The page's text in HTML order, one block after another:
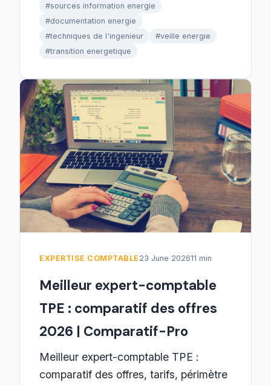
#sources information energie
#documentation energie
#techniques de l'ingenieur
#veille energie
#transition energetique
EXPERTISE COMPTABLE 23 June 202611 min
Meilleur expert-comptable
TPE : comparatif des offres
2026 | Comparatif-Pro
Meilleur expert-comptable TPE :
comparatif des offres, tarifs, périmètre